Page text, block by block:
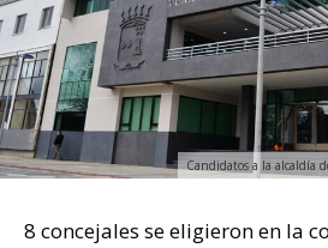
Candidatos a la alcaldía
8 concejales se eligieron en la